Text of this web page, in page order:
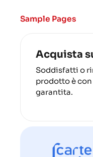
Sample Pages
Acquista
Soddisfatti o
prodotto è
garantita.